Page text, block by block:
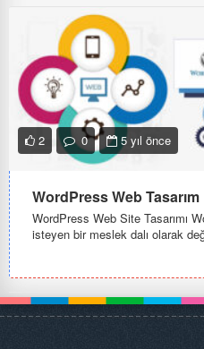
2 0 5 yıl önce
WordPress Web Tasarım
WordPress Web Site Tasarımı
isteyen bir meslek dalı olarak